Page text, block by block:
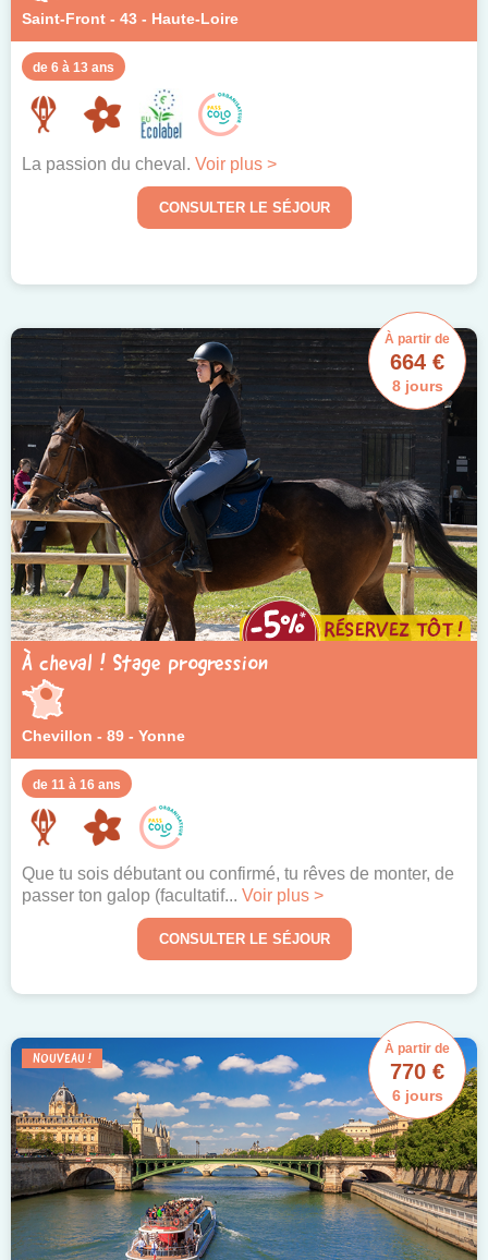
Saint-Front - 43 - Haute-Loire
de 6 à 13 ans
La passion du cheval. Voir plus >
CONSULTER LE SÉJOUR
À cheval ! Stage progression
Chevillon - 89 - Yonne
de 11 à 16 ans
À partir de
664 €
8 jours
Que tu sois débutant ou confirmé, tu rêves de monter, de
passer ton galop (facultatif... Voir plus >
CONSULTER LE SÉJOUR
NOUVEAU !
À partir de
770 €
6 jours